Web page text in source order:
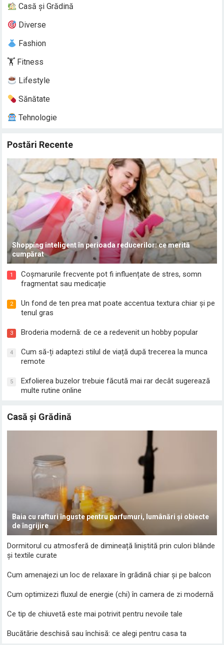
Casă și Grădină
Diverse
Fashion
🏋️ Fitness
Lifestyle
Sănătate
Tehnologie
Postări Recente
Shopping inteligent în perioada reducerilor: ce merită
cumpărat
1
Coșmarurile frecvente pot fi influențate de stres, somn
fragmentat sau medicație
2
Un fond de ten prea mat poate accentua textura chiar și pe
tenul gras
3 Broderia modernă: de ce a redevenit un hobby popular
4
Cum să-ți adaptezi stilul de viață după trecerea la munca
remote
5
Exfolierea buzelor trebuie făcută mai rar decât sugerează
multe rutine online
Casă și Grădină
Baia cu rafturi înguste pentru parfumuri, lumânări și obiecte
de îngrijire
Dormitorul cu atmosferă de dimineață liniștită prin culori blânde
și textile curate
Cum amenajezi un loc de relaxare în grădină chiar și pe balcon
Cum optimizezi fluxul de energie (chi) în camera de zi modernă
Ce tip de chiuvetă este mai potrivit pentru nevoile tale
Bucătărie deschisă sau închisă: ce alegi pentru casa ta